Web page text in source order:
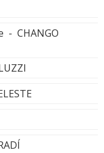
- CHANGO